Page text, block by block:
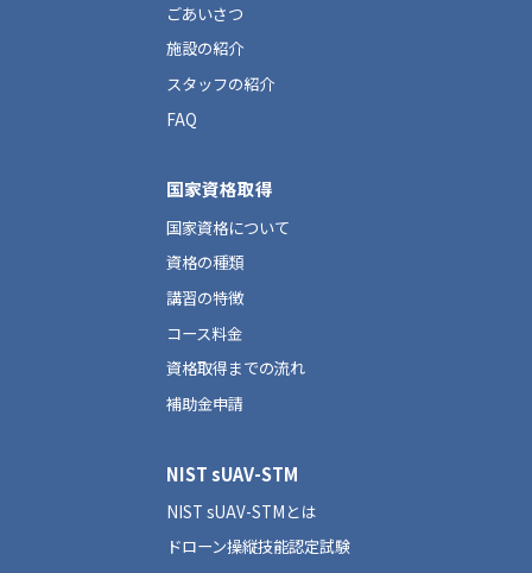
ごあいさつ
施設の紹介
スタッフの紹介
FAQ
国家資格取得
国家資格について
資格の種類
講習の特徴
コース料金
資格取得までの流れ
補助金申請
NIST sUAV-STM
NIST sUAV-STMとは
ドローン操縦技能認定試験